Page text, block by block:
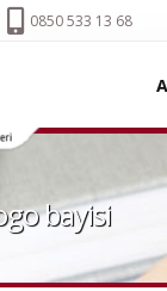
0850 533 13 68
bayisi